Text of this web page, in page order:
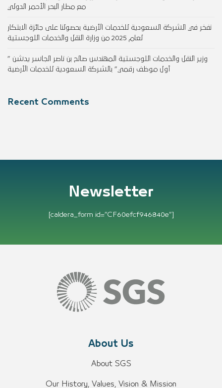
مع مطار البحر الأحمر الدولي
نفخر في الشركة السعودية للخدمات الأرضية بحصولنا على جائزة الابتكار
لعام 2025 من وزارة النقل والخدمات اللوجستية
وزير النقل والخدمات اللوجستية المهندس صالح بن ناصر الجاسر يدشن ”
أول موظف رقمي” بالشركة السعودية للخدمات الأرضية
Recent Comments
Newsletter
[caldera_form id=”CF60efcf946840e”]
About Us
About SGS
Our History, Values, Vision & Mission